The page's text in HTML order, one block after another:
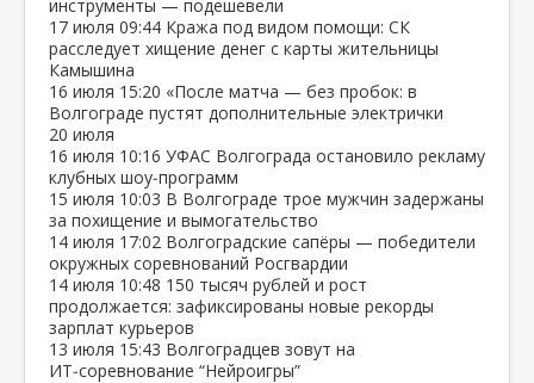
инструменты — подешевели
17 июля 09:44 Кража под видом помощи: СК
расследует хищение денег с карты жительницы
Камышина
16 июля 15:20 «После матча — без пробок: в
Волгограде пустят дополнительные электрички
20 июля
16 июля 10:16 УФАС Волгограда остановило рекламу
клубных шоу‑программ
15 июля 10:03 В Волгограде трое мужчин задержаны
за похищение и вымогательство
14 июля 17:02 Волгоградские сапёры — победители
окружных соревнований Росгвардии
14 июля 10:48 150 тысяч рублей и рост
продолжается: зафиксированы новые рекорды
зарплат курьеров
13 июля 15:43 Волгоградцев зовут на
ИТ‑соревнование “Нейроигры”